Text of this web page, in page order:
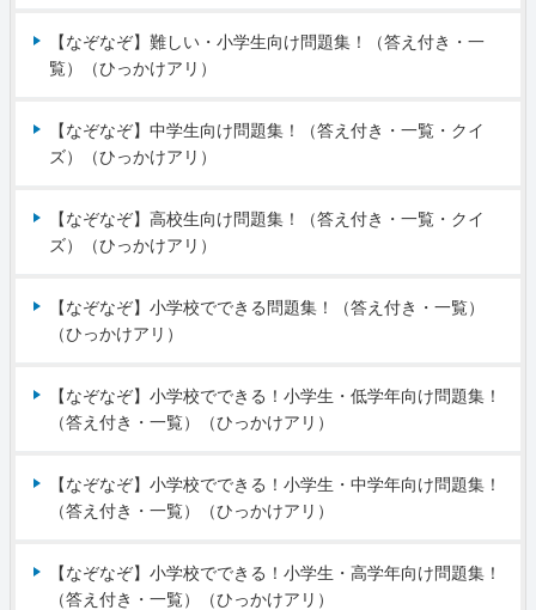
【なぞなぞ】難しい・小学生向け問題集！（答え付き・一
覧）（ひっかけアリ）
【なぞなぞ】中学生向け問題集！（答え付き・一覧・クイ
ズ）（ひっかけアリ）
【なぞなぞ】高校生向け問題集！（答え付き・一覧・クイ
ズ）（ひっかけアリ）
【なぞなぞ】小学校でできる問題集！（答え付き・一覧）
（ひっかけアリ）
【なぞなぞ】小学校でできる！小学生・低学年向け問題集！
（答え付き・一覧）（ひっかけアリ）
【なぞなぞ】小学校でできる！小学生・中学年向け問題集！
（答え付き・一覧）（ひっかけアリ）
【なぞなぞ】小学校でできる！小学生・高学年向け問題集！
（答え付き・一覧）（ひっかけアリ）